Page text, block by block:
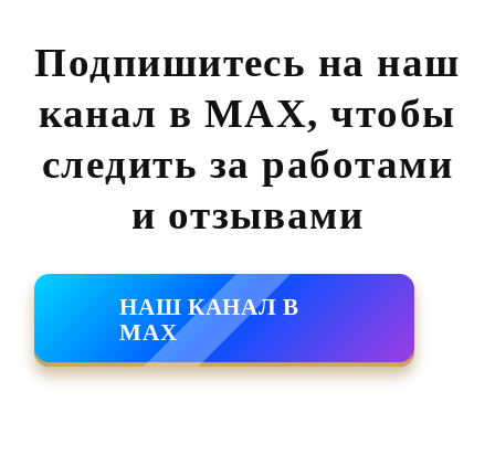
Подпишитесь на наш
канал в MAX, чтобы
следить за работами
и отзывами
НАШ КАНАЛ В
MAX